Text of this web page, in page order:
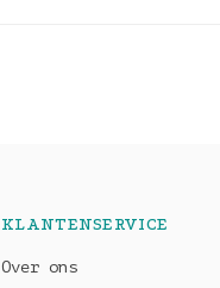
KLANTENSERVICE
Over ons